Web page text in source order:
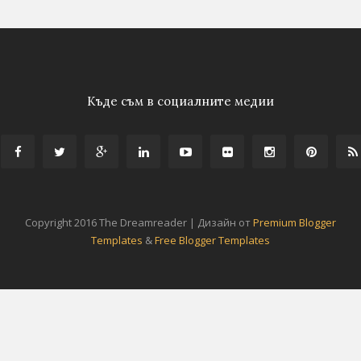
Къде съм в социалните медии
Copyright 2016 The Dreamreader | Дизайн отPremium Blogger
Templates &Free Blogger Templates